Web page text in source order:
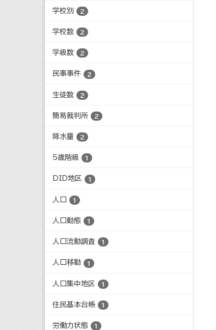
学校別 2
学校数 2
学級数 2
民事事件 2
生徒数 2
簡易裁判所 2
降水量 2
5歳階級 1
DID地区 1
人口 1
人口動態 1
人口流動調査 1
人口移動 1
人口集中地区 1
住民基本台帳 1
労働力状態 1